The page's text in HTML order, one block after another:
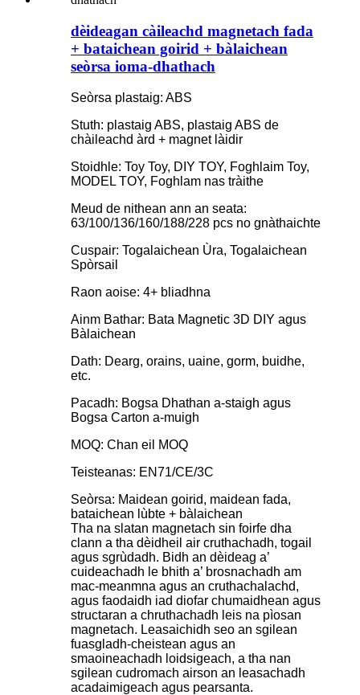
dèideagan càileachd magnetach fada
+ bataichean goirid + bàlaichean
seòrsa ioma-dhathach
Seòrsa plastaig: ABS
Stuth: plastaig ABS, plastaig ABS de
chàileachd àrd + magnet làidir
Stoidhle: Toy Toy, DIY TOY, Foghlaim Toy,
MODEL TOY, Foghlam nas tràithe
Meud de nithean ann an seata:
63/100/136/160/188/228 pcs no gnàthaichte
Cuspair: Togalaichean Ùra, Togalaichean
Spòrsail
Raon aoise: 4+ bliadhna
Ainm Bathar: Bata Magnetic 3D DIY agus
Bàlaichean
Dath: Dearg, orains, uaine, gorm, buidhe,
etc.
Pacadh: Bogsa Dhathan a-staigh agus
Bogsa Carton a-muigh
MOQ: Chan eil MOQ
Teisteanas: EN71/CE/3C
Seòrsa: Maidean goirid, maidean fada,
bataichean lùbte + bàlaichean
Tha na slatan magnetach sin foirfe dha
clann a tha dèidheil air cruthachadh, togail
agus sgrùdadh. Bidh an dèideag a’
cuideachadh le bhith a’ brosnachadh am
mac-meanmna agus an cruthachalachd,
agus faodaidh iad diofar chumaidhean agus
structaran a chruthachadh leis na pìosan
magnetach. Leasaichidh seo an sgilean
fuasgladh-cheistean agus an
smaoineachadh loidsigeach, a tha nan
sgilean cudromach airson an leasachadh
acadaimigeach agus pearsanta.